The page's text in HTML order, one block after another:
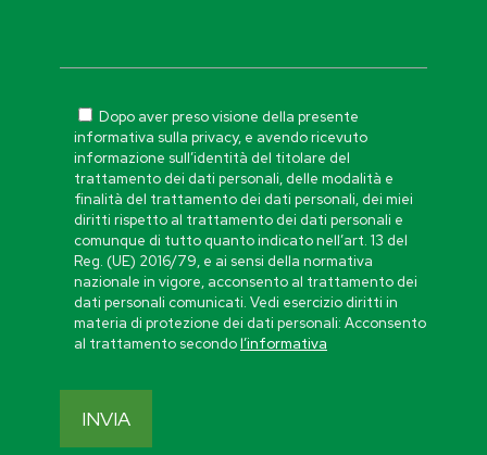
Dopo aver preso visione della presente
informativa sulla privacy, e avendo ricevuto
informazione sull’identità del titolare del
trattamento dei dati personali, delle modalità e
finalità del trattamento dei dati personali, dei miei
diritti rispetto al trattamento dei dati personali e
comunque di tutto quanto indicato nell’art. 13 del
Reg. (UE) 2016/79, e ai sensi della normativa
nazionale in vigore, acconsento al trattamento dei
dati personali comunicati. Vedi esercizio diritti in
materia di protezione dei dati personali: Acconsento
al trattamento secondol’informativa